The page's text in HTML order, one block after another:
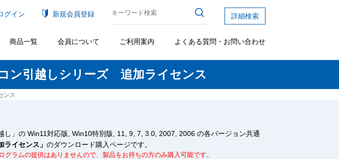
グイン 新規会員登録 詳細検索
商品一覧 会員について ご利用案内 よくある質問・お問い合わせ
ン引越しシリーズ 追加ライセンス
ンス
し」の Win11対応版, Win10特別版, 11, 9, 7, 3.0, 2007, 2006 の各バージョン共通
ライセンス」 のダウンロード購入ページです。
ラムの提供はありませんので、製品をお持ちの方のみ購入可能です。